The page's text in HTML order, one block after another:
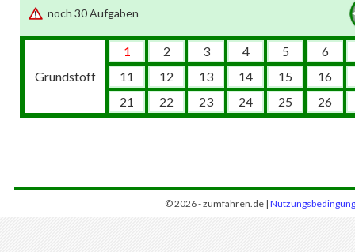
noch 30 Aufgaben
Grundstoff
1 2 3 4 5
6
11
12 13 14 15
16
21
22 23 24 25 26
© 2026 - zumfahren.de |